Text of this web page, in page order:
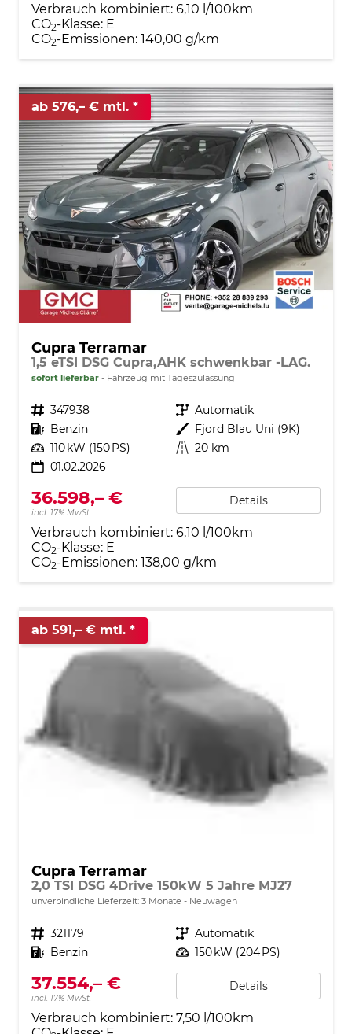
Verbrauch kombiniert: 6,10 l/100km
CO2-Klasse: E
CO2-Emissionen: 140,00 g/km
ab 576,– € mtl.
Cupra Terramar
1,5 eTSI DSG Cupra,AHK schwenkbar -LAG.
sofort lieferbar Fahrzeug mit Tageszulassung
Fahrzeugnr. 347938 Getriebe Automatik
Kraftstoff Benzin Außenfarbe Fjord Blau Uni (9K)
Leistung 110 kW (150 PS) Kilometerstand 20 km
01.02.2026
36.598,– €
incl. 17% MwSt.
Details
Verbrauch kombiniert: 6,10 l/100km
CO2-Klasse: E
CO2-Emissionen: 138,00 g/km
ab 591,– € mtl.
Cupra Terramar
2,0 TSI DSG 4Drive 150kW 5 Jahre MJ27
unverbindliche Lieferzeit: 3 Monate Neuwagen
Fahrzeugnr. 321179 Getriebe Automatik
Kraftstoff Benzin Leistung 150 kW (204 PS)
37.554,– €
incl. 17% MwSt.
Details
Verbrauch kombiniert: 7,50 l/100km